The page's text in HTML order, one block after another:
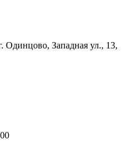
Одинцово, Западная ул., 13,